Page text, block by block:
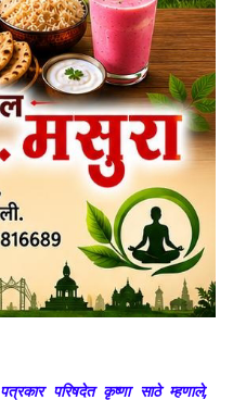
परिषदेत कृष्णा साठे म्हणाले,